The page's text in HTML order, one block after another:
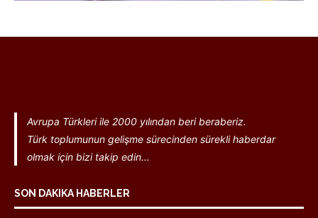
Avrupa Türkleri ile 2000 yılından beri beraberiz.
Türk toplumunun gelişme sürecinden sürekli haberdar
olmak için bizi takip edin...
SON DAKIKA HABERLER